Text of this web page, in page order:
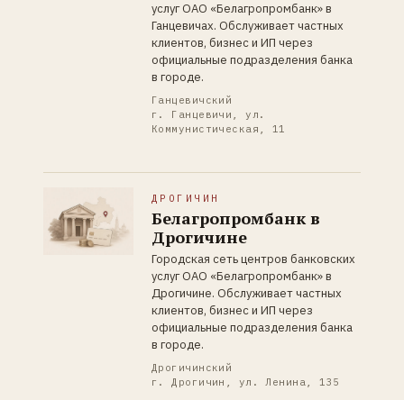
услуг ОАО «Белагропромбанк» в
Ганцевичах. Обслуживает частных
клиентов, бизнес и ИП через
официальные подразделения банка
в городе.
Ганцевичский
г. Ганцевичи, ул.
Коммунистическая, 11
ДРОГИЧИН
Белагропромбанк в
Дрогичине
Городская сеть центров банковских
услуг ОАО «Белагропромбанк» в
Дрогичине. Обслуживает частных
клиентов, бизнес и ИП через
официальные подразделения банка
в городе.
Дрогичинский
г. Дрогичин, ул. Ленина, 135